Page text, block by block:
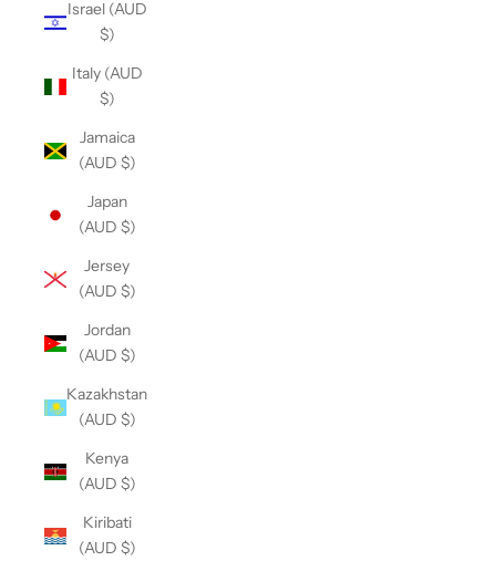
Israel (AUD
$)
Italy (AUD
$)
Jamaica
(AUD $)
Japan
(AUD $)
Jersey
(AUD $)
Jordan
(AUD $)
Kazakhstan
(AUD $)
Kenya
(AUD $)
Kiribati
(AUD $)